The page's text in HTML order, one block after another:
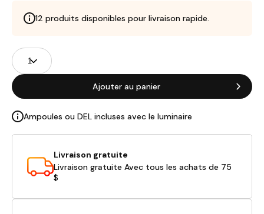
12 produits disponibles pour livraison rapide.
Champs
de
produits
Quantité
Ajouter au panier
Ampoules ou DEL incluses avec le luminaire
Livraison gratuite
Livraison gratuite Avec tous les achats de 75
$